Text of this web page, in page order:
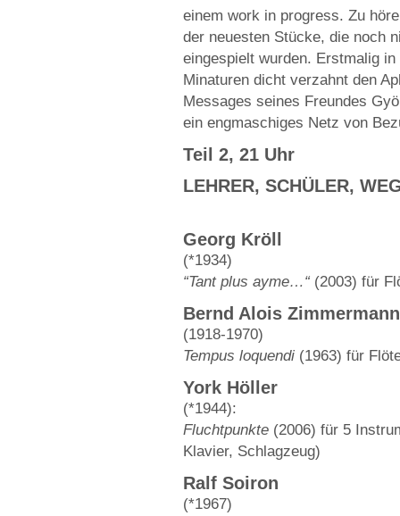
einem work in progress. Zu
der neuesten Stücke, die noch
eingespielt wurden. Erstmalig
Minaturen dicht verzahnt den
Messages seines Freundes
ein engmaschiges Netz von
Teil 2, 21 Uhr
LEHRER, SCHÜLER,
Georg Kröll
(*1934)
“Tant plus ayme…“ (2003) für
Bernd Alois Zimmermann
(1918-1970)
Tempus loquendi (1963) für
York Höller
(*1944):
Fluchtpunkte (2006) für 5
Klavier, Schlagzeug)
Ralf Soiron
(*1967)